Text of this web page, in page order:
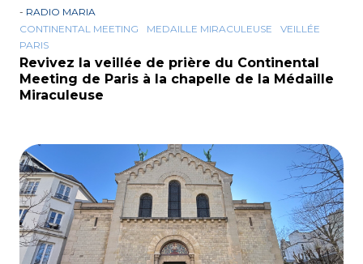
- RADIO MARIA
CONTINENTAL MEETING
MEDAILLE MIRACULEUSE
VEILLÉE
PARIS
Revivez la veillée de prière du Continental
Meeting de Paris à la chapelle de la Médaille
Miraculeuse